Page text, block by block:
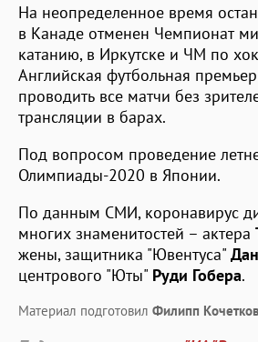
На неопределенное время
в Канаде отменен Чемпионат
катанию, в Иркутске и ЧМ по
Английская футбольная
проводить все матчи без
трансляции в барах.
Под вопросом проведение
Олимпиады-2020 в Японии.
По данным СМИ, коронавирус
многих знаменитостей – актера
жены, защитника "Ювентуса"
центрового "Юты" Руди Гобера.
Материал подготовил Филипп Кочетков